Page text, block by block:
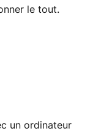
le tout.
un ordinateur